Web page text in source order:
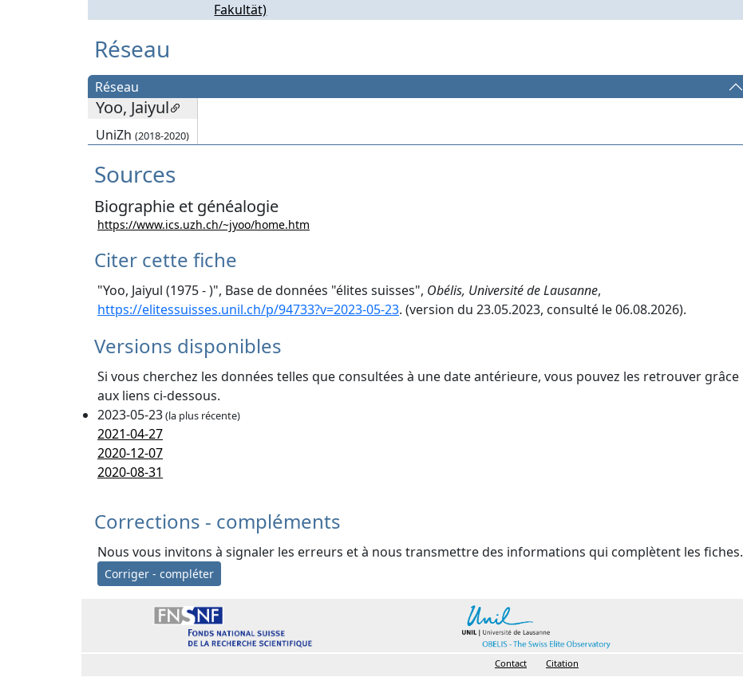
Fakultät)
Réseau
Réseau
Yoo, Jaiyul
UniZh (2018-2020)
Sources
Biographie et généalogie
https://www.ics.uzh.ch/~jyoo/home.htm
Citer cette fiche
"Yoo, Jaiyul (1975 - )", Base de données "élites suisses", Obélis, Université de Lausanne,
https://elitessuisses.unil.ch/p/94733?v=2023-05-23. (version du 23.05.2023, consulté le 06.08.2026).
Versions disponibles
Si vous cherchez les données telles que consultées à une date antérieure, vous pouvez les retrouver grâce
aux liens ci-dessous.
2023-05-23(la plus récente)
2021-04-27
2020-12-07
2020-08-31
Corrections - compléments
Nous vous invitons à signaler les erreurs et à nous transmettre des informations qui complètent les fiches.
Corriger - compléter
Contact
Citation